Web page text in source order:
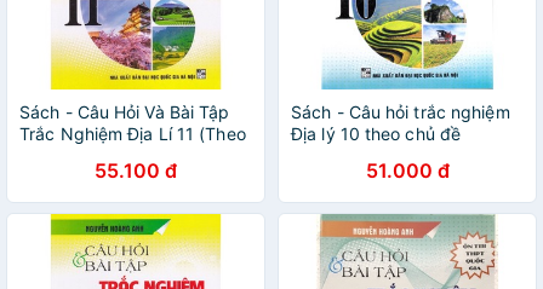
Sách - Câu Hỏi Và Bài Tập
Trắc Nghiệm Địa Lí 11 (Theo
55.100 đ
Sách - Câu hỏi trắc nghiệm
Địa lý 10 theo chủ đề
51.000 đ